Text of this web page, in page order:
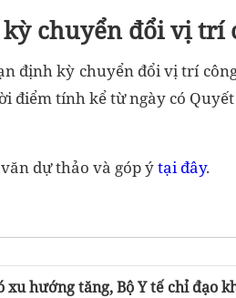
chuyển đổi vị trí
định kỳ chuyển đổi vị trí
điểm tính kể từ ngày có
dự thảo và góp ýtại đây.
xu hướng tăng, Bộ Y tế chỉ đạo